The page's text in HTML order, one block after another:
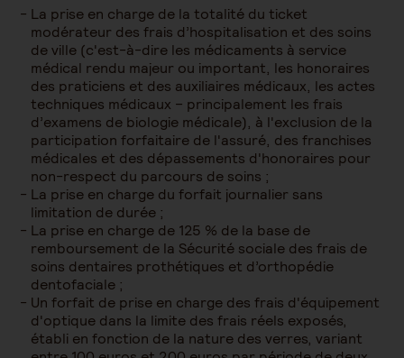
La prise en charge de la totalité du ticket
modérateur des frais d’hospitalisation et des soins
de ville (c'est-à-dire les médicaments à service
médical rendu majeur ou important, les honoraires
des praticiens et des auxiliaires médicaux, les actes
techniques médicaux – principalement les frais
d’examens de biologie médicale), à l'exclusion de la
participation forfaitaire de l'assuré, des franchises
médicales et des dépassements d'honoraires pour
non-respect du parcours de soins ;
La prise en charge du forfait journalier sans
limitation de durée ;
La prise en charge de 125 % de la base de
remboursement de la Sécurité sociale des frais de
soins dentaires prothétiques et d’orthopédie
dentofaciale ;
Un forfait de prise en charge des frais d'équipement
d'optique dans la limite des frais réels exposés,
établi en fonction de la nature des verres, variant